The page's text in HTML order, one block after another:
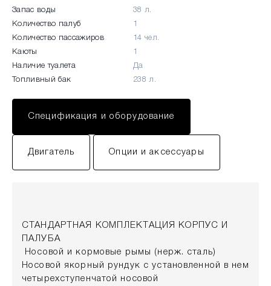
Запас воды 38 л.
Количество палуб 1
Количество пассажиров 14 чел.
Каюты 1
Наличие туалета Да
Топливный бак 238 л.
Спецификация и оборудование
Двигатель Опции и аксессуары
СТАНДАРТНАЯ КОМПЛЕКТАЦИЯ КОРПУС И
ПАЛУБА
Носовой и кормовые рымы (нерж. сталь)
Носовой якорный рундук с установленной в нем
четырехступенчатой носовой